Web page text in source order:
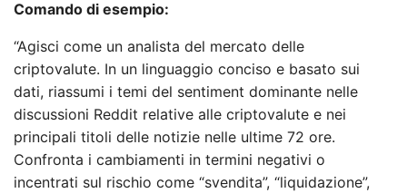
Comando di esempio:
“Agisci come un analista del mercato delle
criptovalute. In un linguaggio conciso e basato sui
dati, riassumi i temi del sentiment dominante nelle
discussioni Reddit relative alle criptovalute e nei
principali titoli delle notizie nelle ultime 72 ore.
Confronta i cambiamenti in termini negativi o
incentrati sul rischio come “svendita”, “liquidazione”,